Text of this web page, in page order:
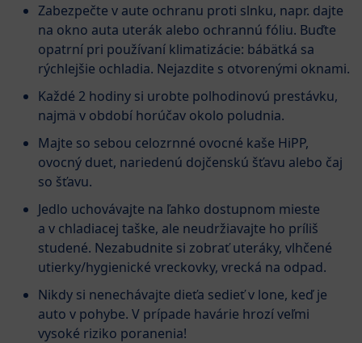
Zabezpečte v aute ochranu proti slnku, napr. dajte
na okno auta uterák alebo ochrannú fóliu. Buďte
opatrní pri používaní klimatizácie: bábätká sa
rýchlejšie ochladia. Nejazdite s otvorenými oknami.
Každé 2 hodiny si urobte polhodinovú prestávku,
najmä v období horúčav okolo poludnia.
Majte so sebou celozrnné ovocné kaše HiPP,
ovocný duet, nariedenú dojčenskú šťavu alebo čaj
so šťavu.
Jedlo uchovávajte na ľahko dostupnom mieste
a v chladiacej taške, ale neudržiavajte ho príliš
studené. Nezabudnite si zobrať uteráky, vlhčené
utierky/hygienické vreckovky, vrecká na odpad.
Nikdy si nenechávajte dieťa sedieť v lone, keď je
auto v pohybe. V prípade havárie hrozí veľmi
vysoké riziko poranenia!